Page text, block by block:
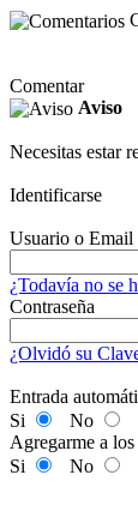
Comentar
Aviso
Necesitas estar
Identificarse
Usuario o Email
¿Todavía no se
Contraseña
¿Olvidó su
Entrada
Si
No
Agregarme a
Si
No